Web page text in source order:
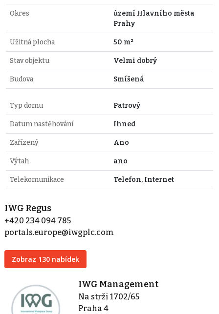
Okres
území Hlavního města
Prahy
Užitná plocha 50 m²
Stav objektu Velmi dobrý
Budova Smíšená
Typ domu Patrový
Datum nastěhování Ihned
Zařízený Ano
Výtah ano
Telekomunikace Telefon, Internet
IWG Regus
+420 234 094 785
portals.europe@iwgplc.com
Zobraz 130 nabídek
IWG Management
Na strži 1702/65
Praha 4